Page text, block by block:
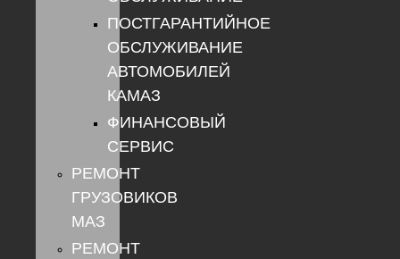
ПОСТГАРАНТИЙНОЕ
ОБСЛУЖИВАНИЕ
АВТОМОБИЛЕЙ
КАМАЗ
ФИНАНСОВЫЙ
СЕРВИС
РЕМОНТ
ГРУЗОВИКОВ
МАЗ
РЕМОНТ